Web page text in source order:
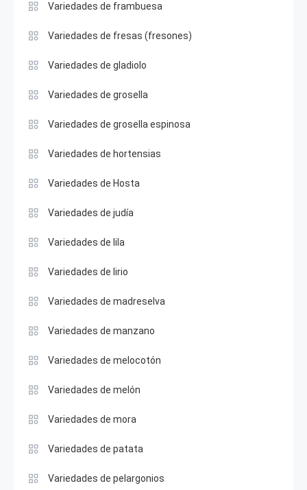
Variedades de frambuesa
Variedades de fresas (fresones)
Variedades de gladiolo
Variedades de grosella
Variedades de grosella espinosa
Variedades de hortensias
Variedades de Hosta
Variedades de judía
Variedades de lila
Variedades de lirio
Variedades de madreselva
Variedades de manzano
Variedades de melocotón
Variedades de melón
Variedades de mora
Variedades de patata
Variedades de pelargonios